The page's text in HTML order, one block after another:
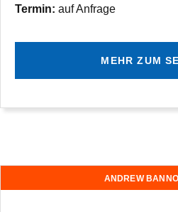
Ter­min: auf Anfrage
MEHR ZUM
ANDREW